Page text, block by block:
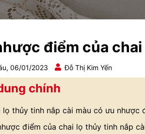
điểm của
06/01/2023 Đỗ Thị Kim Yến
chính
lọ thủy tinh nắp cài màu có ưu nhược
điểm của chai lọ thủy tinh nắp